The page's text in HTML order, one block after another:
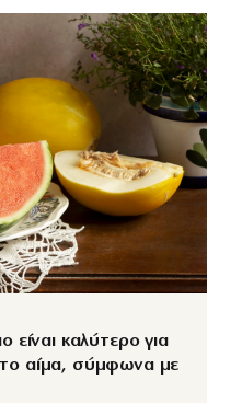
είναι καλύτερο για
αίμα, σύμφωνα με